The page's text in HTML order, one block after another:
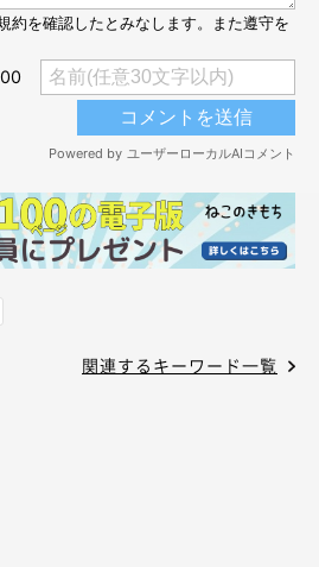
関連するキーワード一覧